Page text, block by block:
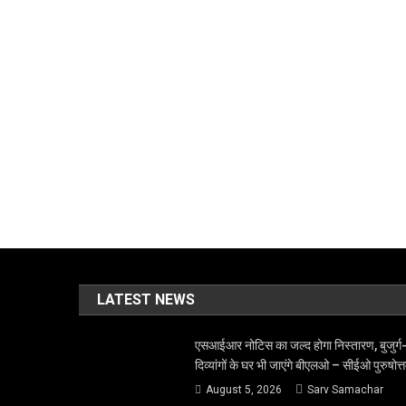
LATEST NEWS
एसआईआर नोटिस का जल्द होगा निस्तारण, बुजुर्ग-
दिव्यांगों के घर भी जाएंगे बीएलओ – सीईओ
August 5, 2026 Sarv Samachar